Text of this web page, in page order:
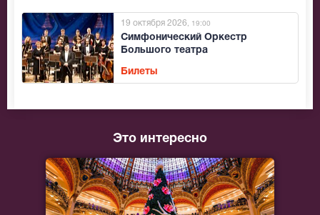
Симфонический Оркестр
Большого театра
19 октября 2026 , 19:00
Билеты
Это интересно